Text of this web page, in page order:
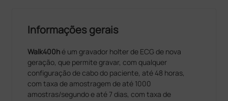
Informações gerais
Walk400hé um gravador holter de ECG de nova
geração, que permite gravar, com qualquer
configuração de cabo do paciente, até 48 horas,
com taxa de amostragem de até 1000
amostras/segundo e até 7 dias, com taxa de